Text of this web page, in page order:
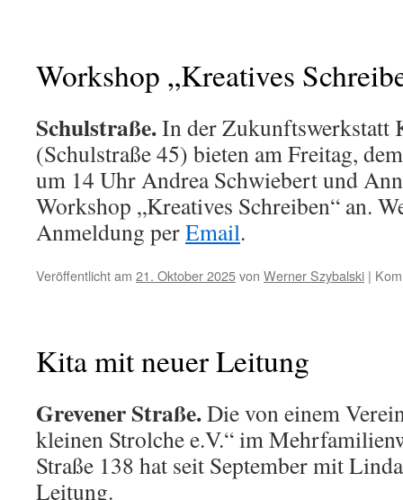
Workshop „Kreatives
Schulstraße.In der Zukunftswerkstatt
(Schulstraße 45) bieten am Freitag,
um 14 Uhr Andrea Schwiebert und
Workshop „Kreatives Schreiben“ an.
Anmeldung perEmail.
Veröffentlicht am 21. Oktober 2025von Werner Szybalski |
Kita mit neuer Leitung
Grevener Straße.Die von einem
kleinen Strolche e.V.“ im
Straße 138 hat seit September mit
Leitung.